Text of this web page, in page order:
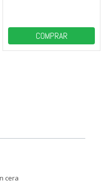
COMPRAR
cera